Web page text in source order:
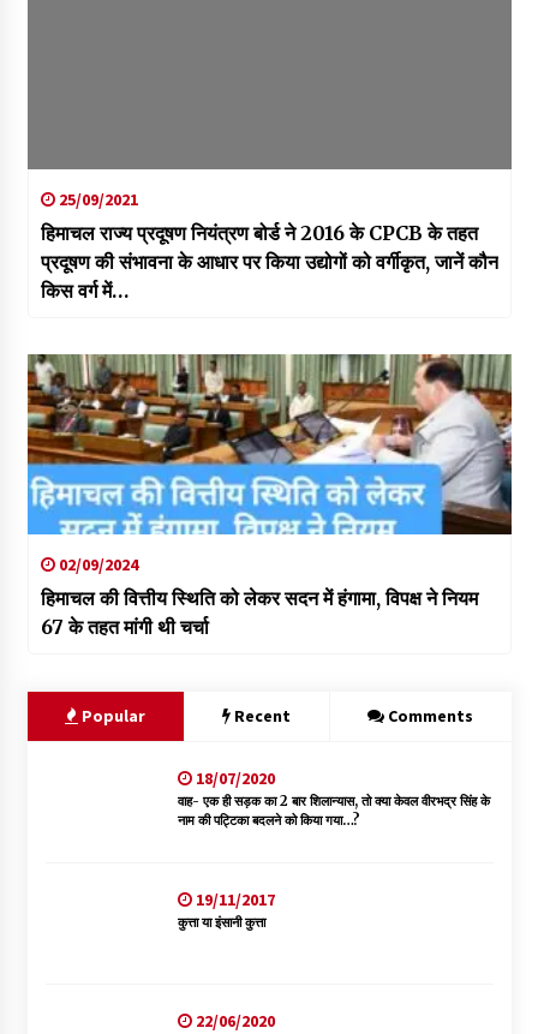
25/09/2021
हिमाचल राज्य प्रदूषण नियंत्रण बोर्ड ने 2016 के CPCB के तहत
प्रदूषण की संभावना के आधार पर किया उद्योगों को वर्गीकृत, जानें कौन
किस वर्ग में…
02/09/2024
हिमाचल की वित्तीय स्थिति को लेकर सदन में हंगामा, विपक्ष ने नियम
67 के तहत मांगी थी चर्चा
Popular Recent Comments
18/07/2020
वाह- एक ही सड़क का 2 बार शिलान्यास, तो क्या केवल वीरभद्र सिंह के
नाम की पट्टिका बदलने को किया गया…?
19/11/2017
कुत्ता या इंसानी कुत्ता
22/06/2020